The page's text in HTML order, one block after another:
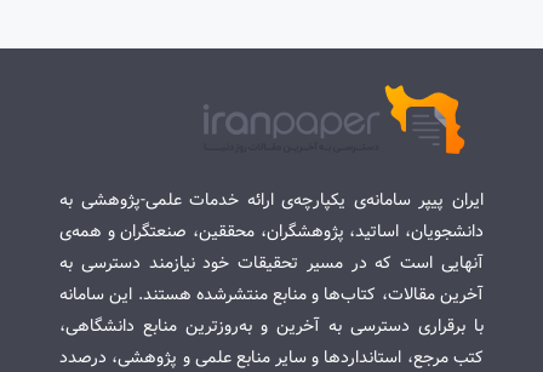
ایران پیپر سامانه‌ی یکپارچه‌ی ارائه خدمات علمی-پژوهشی به
دانشجویان، اساتید، پژوهشگران، محققین، صنعتگران و همه‌ی
آنهایی است که در مسیر تحقیقات خود نیازمند دسترسی به
آخرین مقالات، کتاب‌ها و منابع منتشرشده هستند. این سامانه
با برقراری دسترسی به آخرین و به‌روزترین منابع دانشگاهی،
کتب مرجع، استانداردها و سایر منابع علمی و پژوهشی، درصدد